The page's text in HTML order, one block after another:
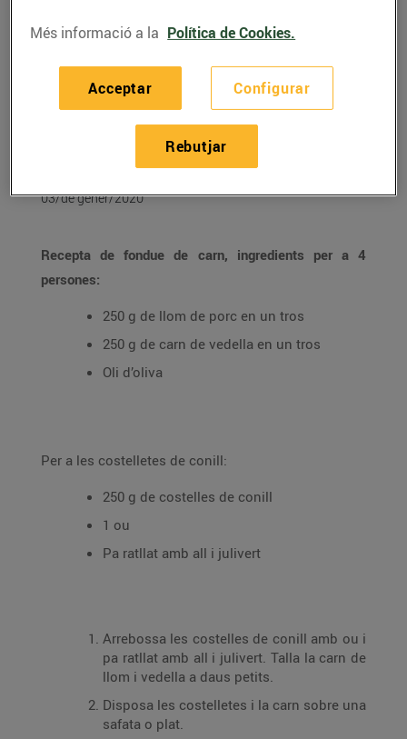
RECEPTES
Recepta de fondue de
03/de gener/2020
Recepta de fondue de carn, ingredients per a 4
persones:
250 g de llom de porc en un tros
250 g de carn de vedella en un tros
Oli d’oliva
Per a les costelletes de conill:
250 g de costelles de conill
1 ou
Pa ratllat amb all i julivert
Arrebossa les costelles de conill amb ou i
pa ratllat amb all i julivert. Talla la carn de
llom i vedella a daus petits.
Disposa les costelletes i la carn sobre una
safata o plat.
Més informació a la Política de Cookies.
Configurar
Rebutjar
Acceptar